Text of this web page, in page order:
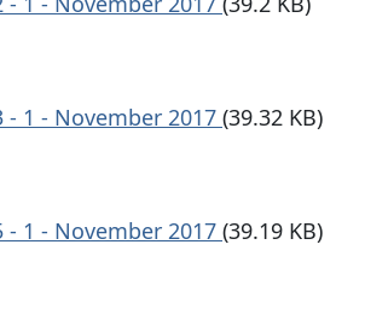
- 1 - November 2017 (39.32 KB)
- 1 - November 2017 (39.19 KB)